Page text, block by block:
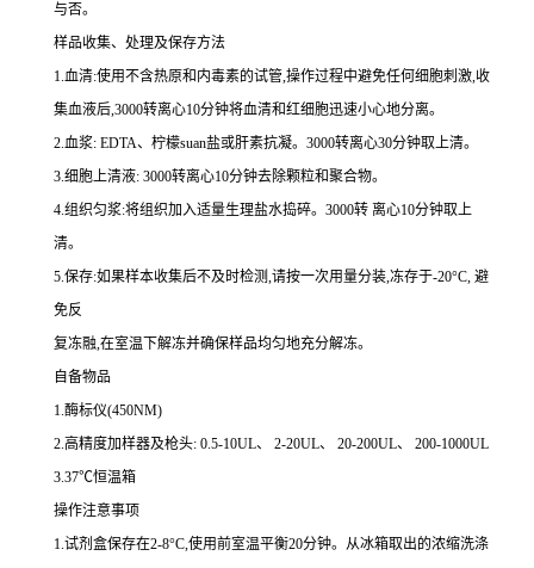
与否。
样品收集、处理及保存方法
1.血清:使用不含热原和内毒素的试管,操作过程中避免任何细胞刺激,收
集血液后,3000转离心10分钟将血清和红细胞迅速小心地分离。
2.血浆: EDTA、柠檬suan盐或肝素抗凝。 3000转离心30分钟取上清。
3.细胞上清液: 3000转离心10分钟去除颗粒和聚合物。
4.组织匀浆:将组织加入适量生理盐水捣碎。 3000转 离心10分钟取上
清。
5.保存:如果样本收集后不及时检测,请按一次用量分装,冻存于-20°C, 避
免反
复冻融,在室温下解冻并确保样品均匀地充分解冻。
自备物品
1.酶标仪(450NM)
2.高精度加样器及枪头: 0.5-10UL、 2-20UL、 20-200UL、 200-1000UL
3.37℃恒温箱
操作注意事项
1.试剂盒保存在2-8°C,使用前室温平衡20分钟。从冰箱取出的浓缩洗涤